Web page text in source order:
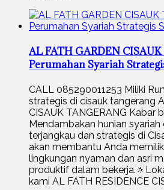
AL FATH GARDEN
Perumahan Syariah
CALL 085290011253 Miliki
strategis di cisauk tangerang
CISAUK TANGERANG Kabar
Mendambakan hunian
terjangkau dan strategis di
akan membantu Anda
lingkungan nyaman dan asri
produktif dalam
kami AL FATH RESIDENCE